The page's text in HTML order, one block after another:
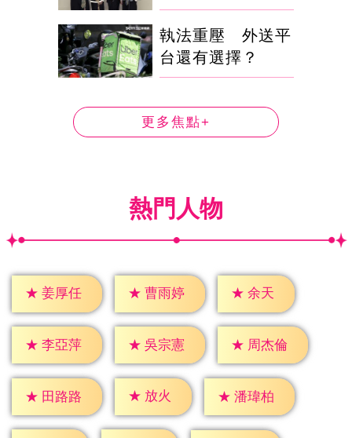
執法重壓 外送平
台還有選擇？
更多焦點+
熱門人物
★ 姜厚任 ★ 曹雨婷 ★ 余天
★ 李亞萍 ★ 吳宗憲 ★ 周杰倫
★ 田路路 ★ 放火 ★ 潘瑋柏